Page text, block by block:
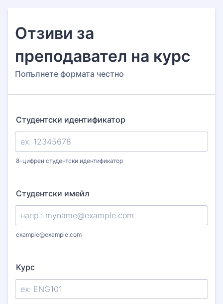
Отзиви за
преподавател на курс
Попълнете формата честно
Студентски идентификатор
8-цифрен студентски идентификатор
Студентски имейл
example@example.com
Курс